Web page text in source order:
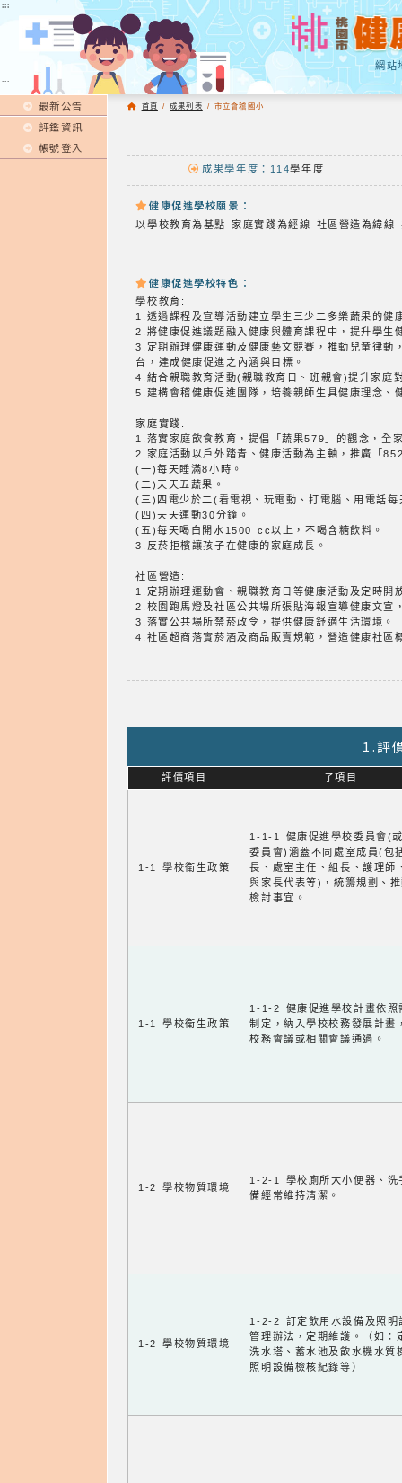
:::
網站
:::
最新公告
評鑑資訊
帳號登入
首頁 / 成果列表 / 市立會稽國小
成果學年度：114學年度
健康促進學校願景：
以學校教育為基點 家庭實踐為經線 社區營造為緯線
健康促進學校特色：
學校教育:
1.透過課程及宣導活動建立學生三少二多樂蔬果的健
2.將健康促進議題融入健康與體育課程中，提升學生
3.定期辦理健康運動及健康藝文競賽，推動兒童律
台，達成健康促進之內涵與目標。
4.結合親職教育活動(親職教育日、班親會)提升家庭
5.建構會稽健康促進團隊，培養親師生具健康理念、
家庭實踐:
1.落實家庭飲食教育，提倡「蔬果579」的觀念，全
2.家庭活動以戶外踏青、健康活動為主軸，推廣「
(一)每天睡滿8小時。
(二)天天五蔬果。
(三)四電少於二(看電視、玩電動、打電腦、用電話
(四)天天運動30分鐘。
(五)每天喝白開水1500 cc以上，不喝含糖飲料。
3.反菸拒檳讓孩子在健康的家庭成長。
社區營造:
1.定期辦理運動會、親職教育日等健康活動及定時開
2.校園跑馬燈及社區公共場所張貼海報宣導健康文宣
3.落實公共場所禁菸政令，提供健康舒適生活環境。
4.社區超商落實菸酒及商品販賣規範，營造健康社區
1.評
評價項目 子項目
1-1 學校衛生政策
1-1-1 健康促進學校委員會(
委員會)涵蓋不同處室成員(包
長、處室主任、組長、護理師
與家長代表等)，統籌規劃、
檢討事宜。
1-1 學校衛生政策
1-1-2 健康促進學校計畫依照
制定，納入學校校務發展計畫
校務會議或相關會議通過。
1-2 學校物質環境
1-2-1 學校廁所大小便器、洗
備經常維持清潔。
1-2 學校物質環境
1-2-2 訂定飲用水設備及照明
管理辦法，定期維護。（如：
洗水塔、蓄水池及飲水機水質
照明設備檢核紀錄等）
:::